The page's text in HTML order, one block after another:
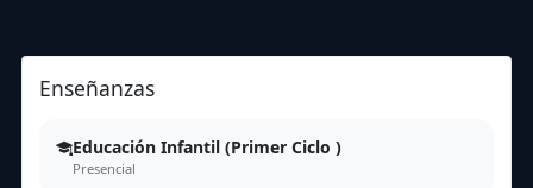
Enseñanzas
Educación Infantil (Primer Ciclo )
Presencial